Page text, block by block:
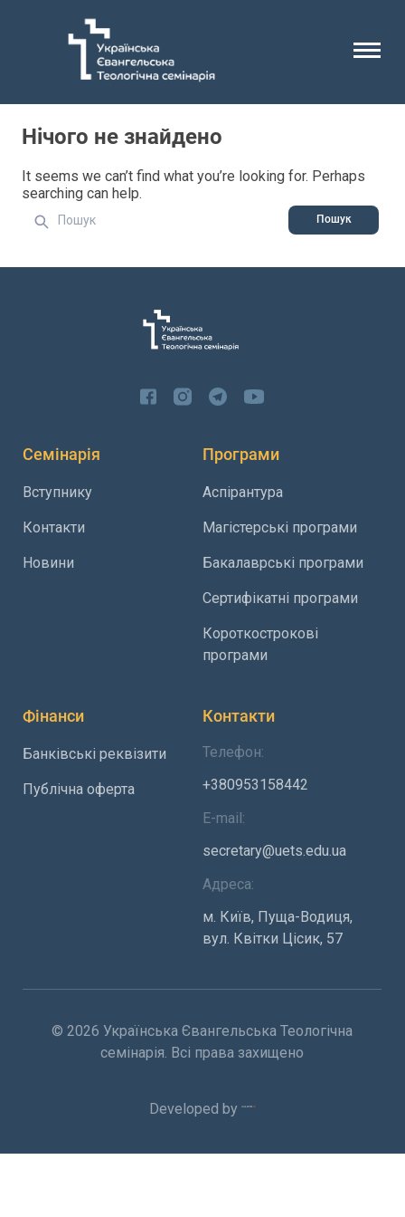
Нічого не знайдено
It seems we can’t find what you’re looking for. Perhaps
searching can help.
Семінарія
Вступнику
Контакти
Новини
Програми
Аспірантура
Магістерські програми
Бакалаврські програми
Сертифікатні програми
Короткострокові
програми
Фінанси
Банківські реквізити
Публічна оферта
Контакти
Телефон:
+380953158442
E-mail:
secretary@uets.edu.ua
Адреса:
м. Київ, Пуща-Водиця,
вул. Квітки Цісик, 57
© 2026 Українська Євангельська Теологічна
семінарія. Всі права захищено
Developed by